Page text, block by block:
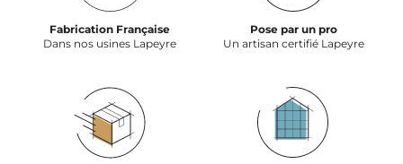
Fabrication Française
Dans nos usines Lapeyre
Pose par un pro
Un artisan certifié Lapeyre